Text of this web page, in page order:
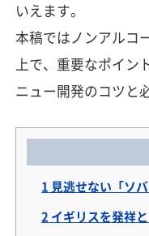
いえます。
本稿ではノンアルコ
上で、重要なポイン
ニュー開発のコツと
1 見逃せない「ソ
2 イギリスを発祥